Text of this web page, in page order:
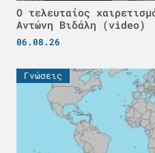
Ο τελευταίος
Αντώνη Βιδάλη (video)
06.08.26
Γνώσεις